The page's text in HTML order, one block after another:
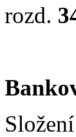
rozd.